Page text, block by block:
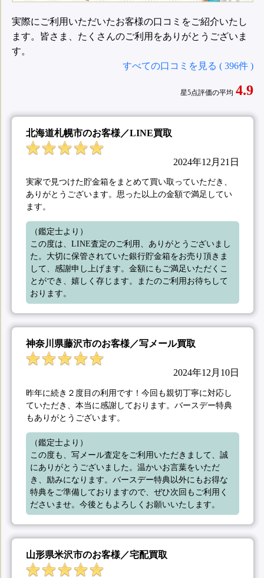
実際にご利用いただいたお客様の口コミをご紹介いたし
ます。皆さま、たくさんのご利用をありがとうございま
す。
すべての口コミを見る ( 396件 )
星5点評価の平均 4.9
北海道札幌市のお客様／LINE買取
2024年12月21日
実家で見つけた貯金箱をまとめて買い取っていただき、
ありがとうございます。思った以上の金額で満足してい
ます。
（鑑定士より）
この度は、LINE査定のご利用、ありがとうございまし
た。大切に保管されていた銀行貯金箱をお売り頂きま
して、感謝申し上げます。金額にもご満足いただくこ
とができ、嬉しく存じます。またのご利用お待ちして
おります。
神奈川県藤沢市のお客様／写メール買取
2024年12月10日
昨年に続き２度目の利用です！今回も親切丁寧に対応し
ていただき、本当に感謝しております。バースデー特典
もありがとうございます。
（鑑定士より）
この度も、写メール査定をご利用いただきまして、誠
にありがとうございました。温かいお言葉をいただ
き、励みになります。バースデー特典以外にもお得な
特典をご準備しておりますので、ぜひ次回もご利用く
ださいませ。今後ともよろしくお願いいたします。
山形県米沢市のお客様／宅配買取